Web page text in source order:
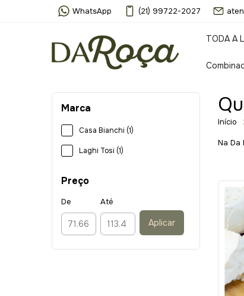
WhatsApp (21) 99722-2027
TODA A
Marca
Casa Bianchi (1)
Laghi Tosi (1)
Preço
De Até
Aplicar
Início
Na Da